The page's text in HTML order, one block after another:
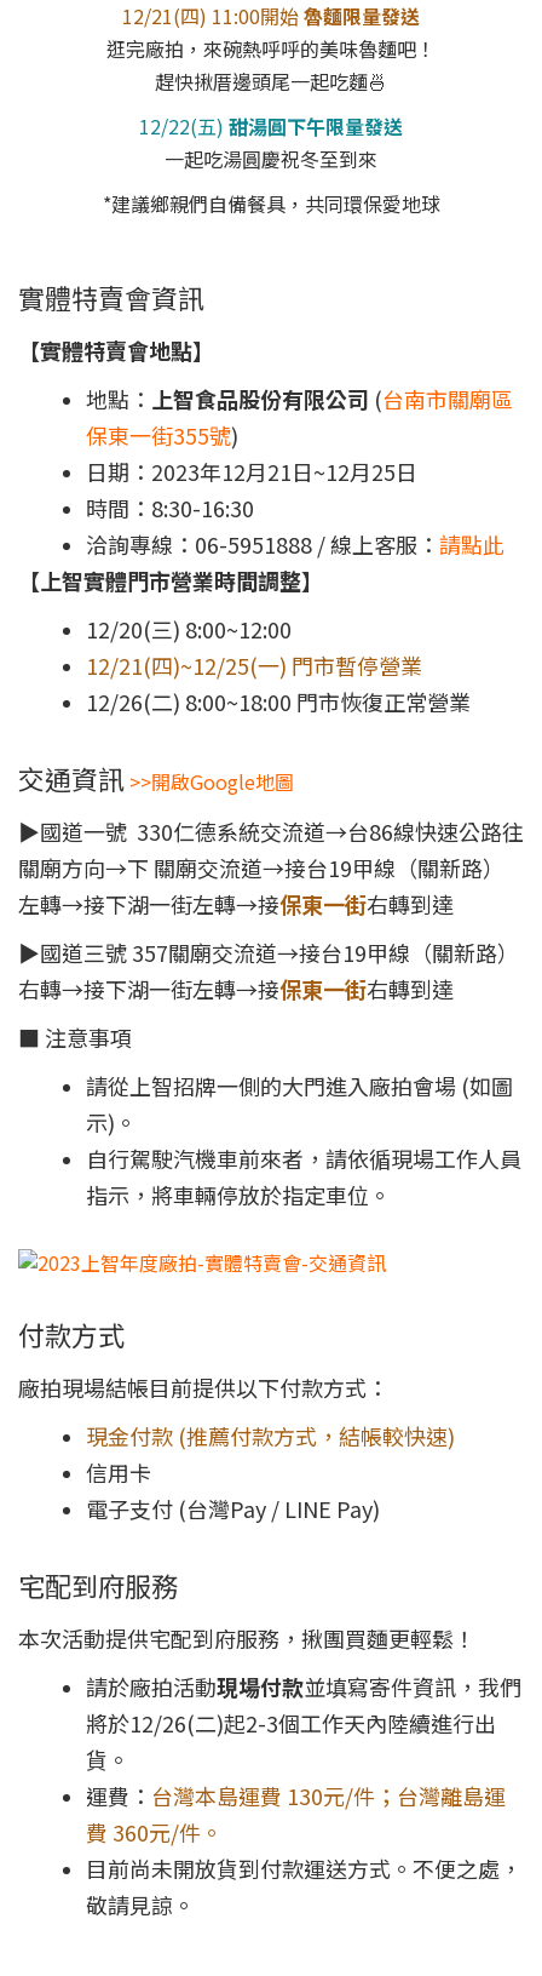
12/21(四) 11:00開始魯麵限量發送
逛完廠拍，來碗熱呼呼的美味魯麵吧！
趕快揪厝邊頭尾一起吃麵🍜
12/22(五) 甜湯圓下午限量發送
一起吃湯圓慶祝冬至到來
*建議鄉親們自備餐具，共同環保愛地球
實體特賣會資訊
【實體特賣會地點】
地點： 上智食品股份有限公司 (台南市關廟區
保東一街355號)
日期：2023年12月21日~12月25日
時間：8:30-16:30
洽詢專線：06-5951888 /線上客服： 請點此
【上智實體門市營業時間調整】
12/20(三) 8:00~12:00
12/21(四)~12/25(一) 門市暫停營業
12/26(二) 8:00~18:00 門市恢復正常營業
交通資訊 >>開啟Google地圖
▶國道一號 330仁德系統交流道→台86線快速公路往
關廟方向→下 關廟交流道→接台19甲線（關新路）
左轉→接下湖一街左轉→接保東一街右轉到達
▶國道三號 357關廟交流道→接台19甲線（關新路）
右轉→接下湖一街左轉→接保東一街右轉到達
■ 注意事項
請從上智招牌一側的大門進入廠拍會場 (如圖
示)。
自行駕駛汽機車前來者，請依循現場工作人員
指示，將車輛停放於指定車位。
付款方式
廠拍現場結帳目前提供以下付款方式：
現金付款 (推薦付款方式，結帳較快速)
信用卡
電子支付 (台灣Pay / LINE Pay)
宅配到府服務
本次活動提供宅配到府服務，揪團買麵更輕鬆！
請於廠拍活動現場付款並填寫寄件資訊，我們
將於12/26(二)起2-3個工作天內陸續進行出
貨。
運費： 台灣本島運費 130元/件；台灣離島運
費 360元/件。
目前尚未開放貨到付款運送方式。不便之處，
敬請見諒。